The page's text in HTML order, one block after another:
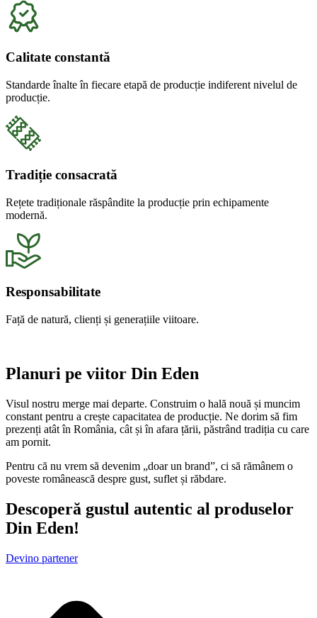
Calitate constantă
Standarde înalte în fiecare etapă de producție indiferent nivelul de
producție.
Tradiție consacrată
Rețete tradiționale răspândite la producție prin echipamente
modernă.
Responsabilitate
Față de natură, clienți și generațiile viitoare.
Planuri pe viitor Din Eden
Visul nostru merge mai departe. Construim o hală nouă și muncim
constant pentru a crește capacitatea de producție. Ne dorim să fim
prezenți atât în România, cât și în afara țării, păstrând tradiția cu care
am pornit.
Pentru că nu vrem să devenim „doar un brand”, ci să rămânem o
poveste românească despre gust, suflet și răbdare.
Descoperă gustul autentic al produselor
Din Eden!
Devino partener